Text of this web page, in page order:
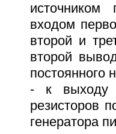
входом
второй и
второй
постоянного
- к выходу
резисторов
генератора